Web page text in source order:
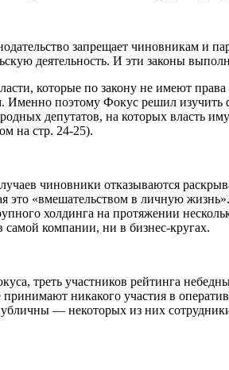
запрещает чиновникам и
деятельность. И эти законы
которые по закону не имеют
Именно поэтому Фокус решил изучить
депутатов, на которых власть
на стр. 24-25).
чиновники отказываются
это «вмешательством в личную
холдинга на протяжении
самой компании, ни в бизнес-кругах.
треть участников рейтинга
никакого участия в
— некоторых из них